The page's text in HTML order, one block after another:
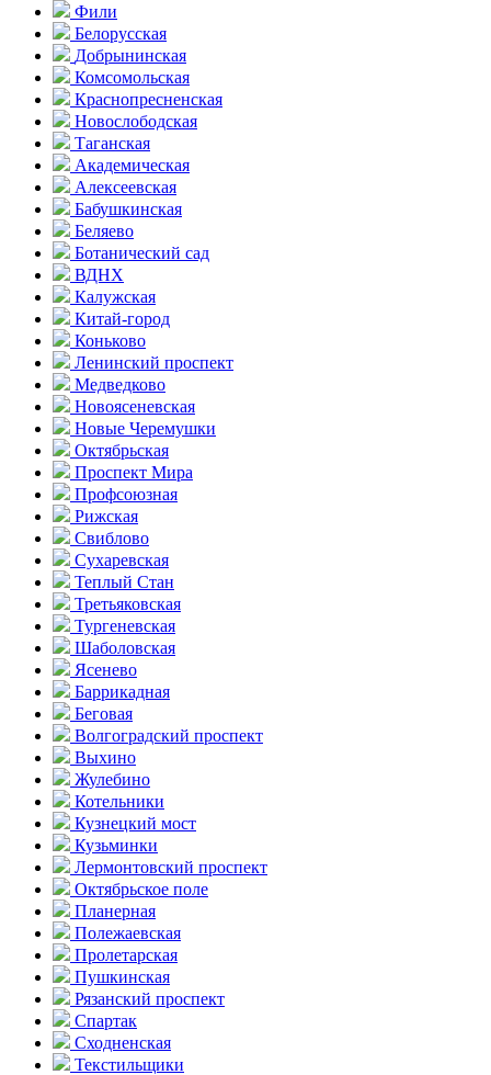
Фили
Белорусская
Добрынинская
Комсо­мольская
Краснопресненская
Новослободская
Таганская
Академическая
Алексеевская
Бабушкинская
Беляево
Ботанический сад
ВДНХ
Калужская
Китай-город
Коньково
Ленинский проспект
Медведково
Новоясе­невская
Новые Черемушки
Октябрьская
Проспект Мира
Профсоюзная
Рижская
Свиблово
Сухаревская
Теплый Стан
Третьяковская
Тургеневская
Шаболовская
Ясенево
Баррикадная
Беговая
Волгоградский проспект
Выхино
Жулебино
Котельники
Кузнецкий мост
Кузьминки
Лермонтовский проспект
Октябрьское поле
Планерная
Полежаевская
Пролетарская
Пушкинская
Рязанский проспект
Спартак
Сходненская
Текстильщики